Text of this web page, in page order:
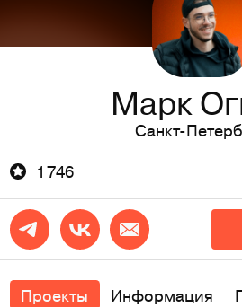
Марк
Санкт-
1 746
Проекты Информация